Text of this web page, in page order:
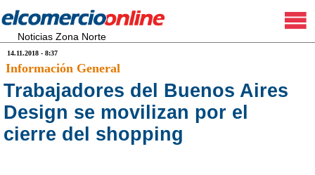
Noticias Zona Norte
14.11.2018 - 8:37
Información General
Trabajadores del Buenos Aires
Design se movilizan por el
cierre del shopping